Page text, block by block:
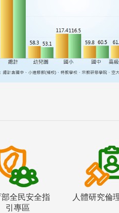
全民安全指
引專區
人體研究倫